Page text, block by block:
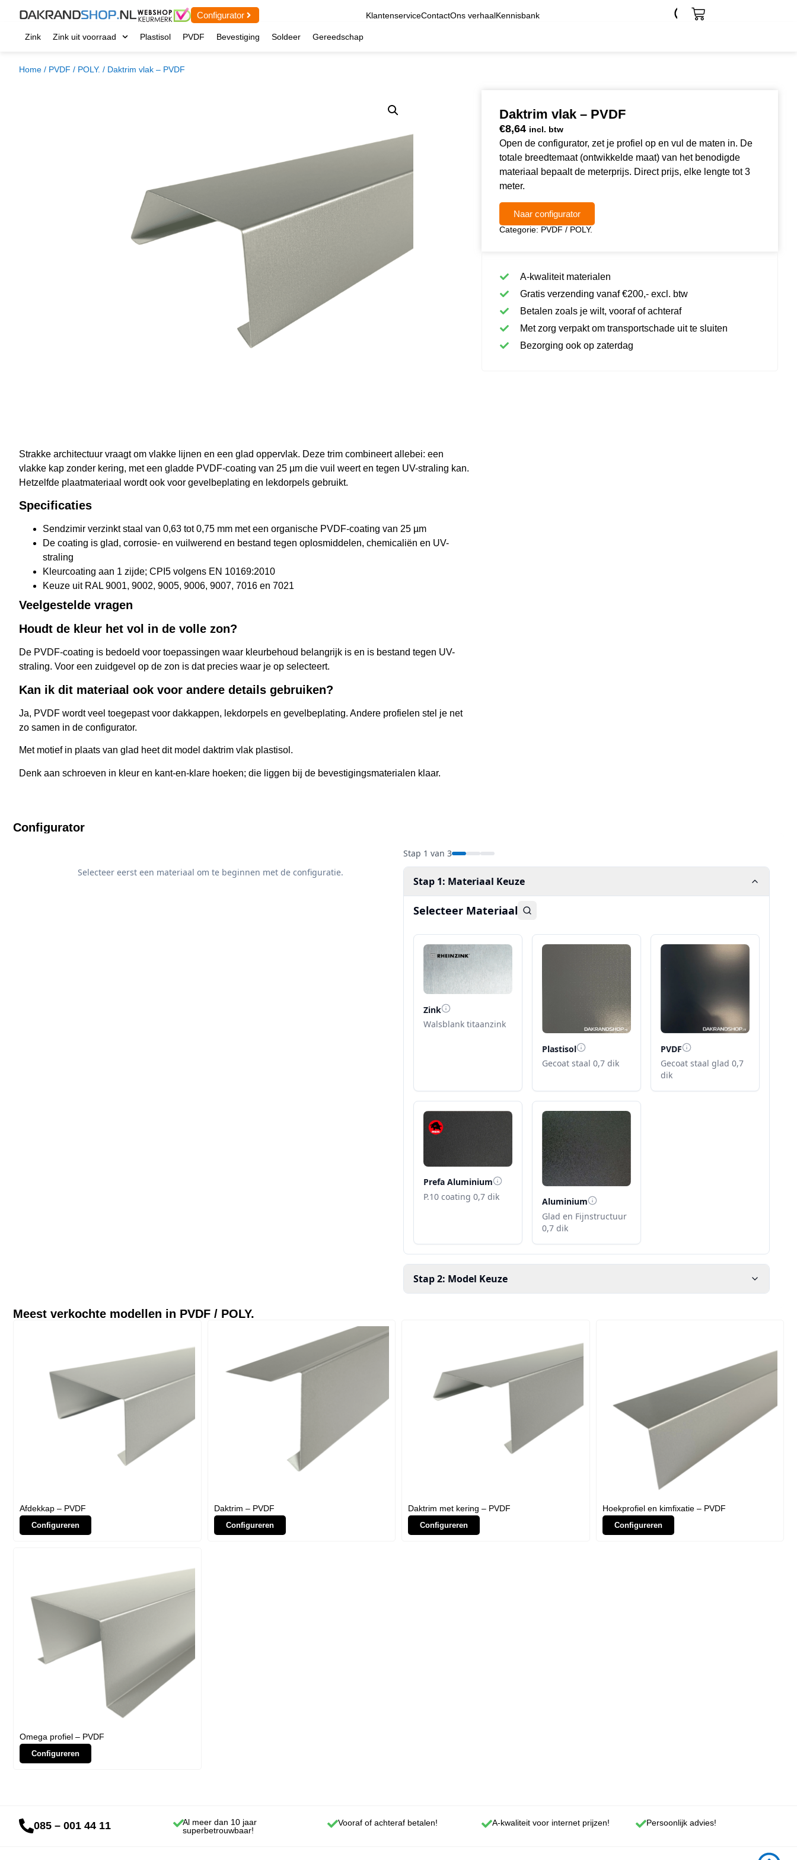
Configurator KlantenserviceContactOns verhaalKennisbank
Zink Zink uit voorraad Plastisol PVDF Bevestiging Soldeer Gereedschap
Home / PVDF / POLY. / Daktrim vlak – PVDF
Strakke architectuur vraagt om vlakke lijnen en een glad oppervlak. Deze trim combineert allebei: een
vlakke kap zonder kering, met een gladde PVDF-coating van 25 µm die vuil weert en tegen UV-straling kan.
Hetzelfde plaatmateriaal wordt ook voor gevelbeplating en lekdorpels gebruikt.
Specificaties
Sendzimir verzinkt staal van 0,63 tot 0,75 mm met een organische PVDF-coating van 25 µm
De coating is glad, corrosie- en vuilwerend en bestand tegen oplosmiddelen, chemicaliën en UV-
straling
Kleurcoating aan 1 zijde; CPI5 volgens EN 10169:2010
Keuze uit RAL 9001, 9002, 9005, 9006, 9007, 7016 en 7021
Veelgestelde vragen
Houdt de kleur het vol in de volle zon?
De PVDF-coating is bedoeld voor toepassingen waar kleurbehoud belangrijk is en is bestand tegen UV-
straling. Voor een zuidgevel op de zon is dat precies waar je op selecteert.
Kan ik dit materiaal ook voor andere details gebruiken?
Ja, PVDF wordt veel toegepast voor dakkappen, lekdorpels en gevelbeplating. Andere profielen stel je net
zo samen in de configurator.
Met motief in plaats van glad heet dit model daktrim vlak plastisol.
Denk aan schroeven in kleur en kant-en-klare hoeken; die liggen bij de bevestigingsmaterialen klaar.
Daktrim vlak – PVDF
€8,64 incl. btw
Open de configurator, zet je profiel op en vul de maten in. De
totale breedtemaat (ontwikkelde maat) van het benodigde
materiaal bepaalt de meterprijs. Direct prijs, elke lengte tot 3
meter.
Naar configurator
Categorie: PVDF / POLY.
A-kwaliteit materialen
Gratis verzending vanaf €200,- excl. btw
Betalen zoals je wilt, vooraf of achteraf
Met zorg verpakt om transportschade uit te sluiten
Bezorging ook op zaterdag
Configurator
Meest verkochte modellen in PVDF / POLY.
Afdekkap – PVDF
Configureren
Daktrim – PVDF
Configureren
Daktrim met kering – PVDF
Configureren
Hoekprofiel en kimfixatie – PVDF
Configureren
Omega profiel – PVDF
Configureren
085 – 001 44 11
Al meer dan 10 jaar
superbetrouwbaar!
Vooraf of achteraf betalen! A-kwaliteit voor internet prijzen! Persoonlijk advies!